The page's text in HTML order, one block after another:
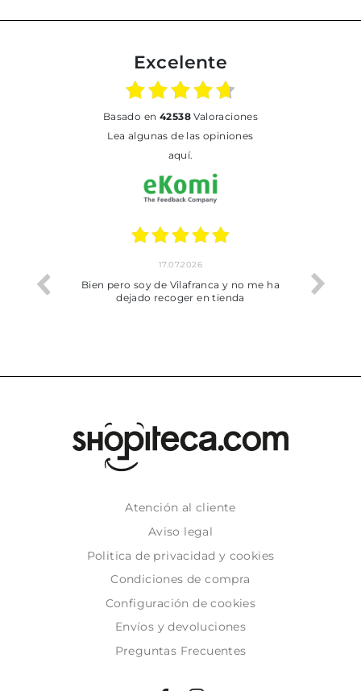
Excelente
basado en 42538Valoraciones
Lea algunas de las opiniones
aquí.
trobat
17.07.2026
Bien pero soy de Vilafranca y no me ha
dejado recoger en tienda
Atención al cliente
Aviso legal
Politica de privacidad y cookies
Condiciones de compra
Configuración de cookies
Envíos y devoluciones
Preguntas Frecuentes